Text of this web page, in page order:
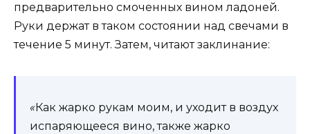
предварительно смоченных вином ладоней.
Руки держат в таком состоянии над свечами в
течение 5 минут. Затем, читают заклинание:
«Как жарко рукам моим, и уходит в воздух
испаряющееся вино, также жарко